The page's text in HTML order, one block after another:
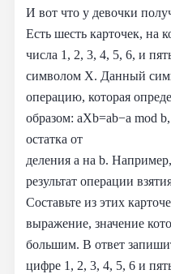
И вот что у девочки
Есть шесть карточек, на
числа 1, 2, 3, 4, 5, 6, и
символом X. Данный
операцию, которая
образом: aXb=ab−a mod
остатка от
деления a на b.
результат операции
Составьте из этих
выражение, значение
большим. В ответ
цифре 1, 2, 3, 4, 5, 6 и